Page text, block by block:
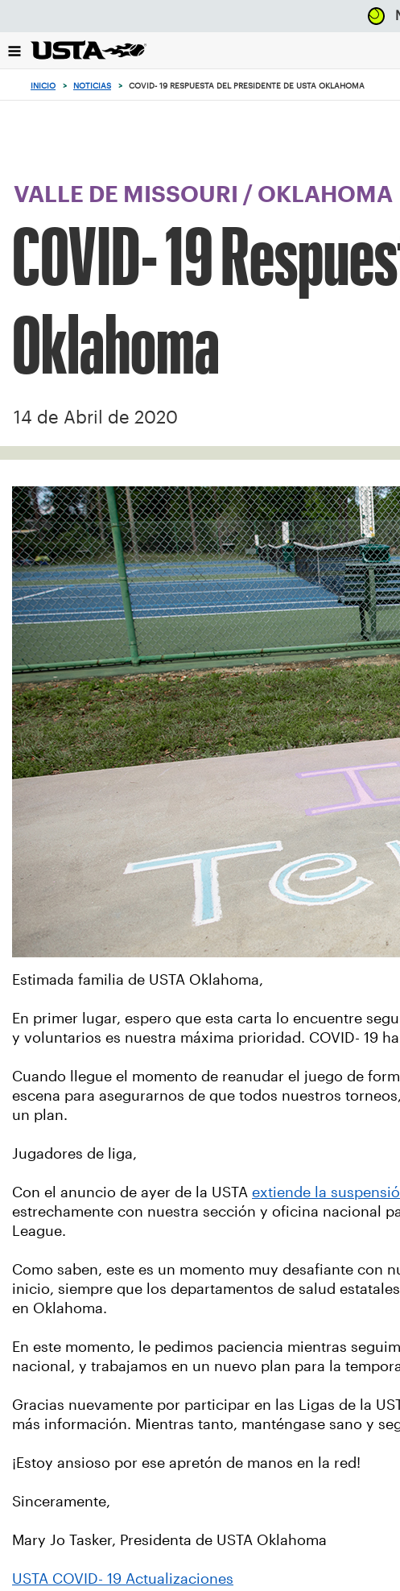
el
botón
INICIO > NOTICIAS > COVID- 19 RESPUESTA DEL PRESIDENTE DE USTA OKLAHOMA
VALLE DE MISSOURI / OKLAHOMA
COVID- 19
Oklahoma
14 de Abril de 2020
Estimada familia de USTA Oklahoma,
En primer lugar, espero que esta carta lo encuentre
y voluntarios es nuestra máxima prioridad. COVID- 19
Cuando llegue el momento de reanudar el juego de
escena para asegurarnos de que todos nuestros
un plan.
Jugadores de liga,
Con el anuncio de ayer de la USTA extiende la
estrechamente con nuestra sección y oficina nacional
League.
Como saben, este es un momento muy desafiante con
inicio, siempre que los departamentos de salud
en Oklahoma.
En este momento, le pedimos paciencia mientras
nacional, y trabajamos en un nuevo plan para la
Gracias nuevamente por participar en las Ligas de la
más información. Mientras tanto, manténgase sano y
¡Estoy ansioso por ese apretón de manos en la red!
Sinceramente,
Mary Jo Tasker, Presidenta de USTA Oklahoma
USTA COVID- 19 Actualizaciones